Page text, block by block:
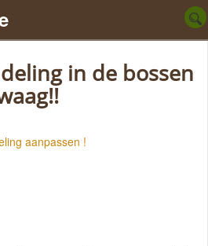
aanpassen !